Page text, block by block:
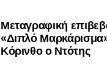
Μεταγραφική
«Διπλό
Κόρινθο ο Ντότης